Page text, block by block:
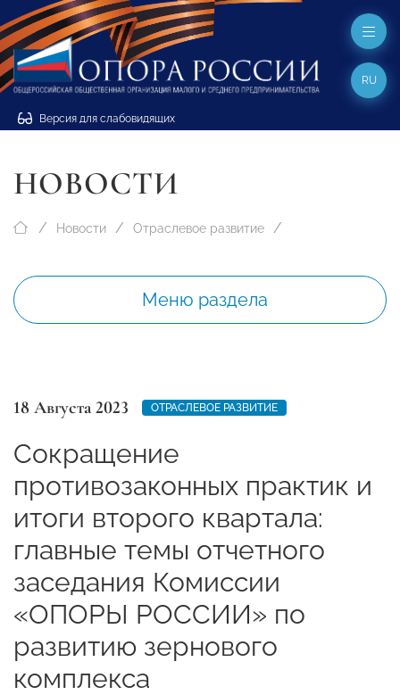
Версия для слабовидящих
RU
НОВОСТИ
Новости Отраслевое развитие
Меню раздела
18 Августа 2023 ОТРАСЛЕВОЕ РАЗВИТИЕ
Сокращение
противозаконных практик и
итоги второго квартала:
главные темы отчетного
заседания Комиссии
«ОПОРЫ РОССИИ» по
развитию зернового
комплекса